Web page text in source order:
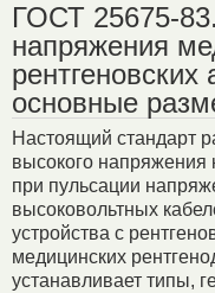
ГОСТ 25675-
напряжения
основные
Настоящий стандарт
высокого
при пульсации
высоковольтных
устройства с
медицинских
устанавливает типы,